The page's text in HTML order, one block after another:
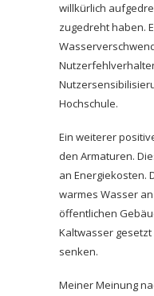
willkürlich
zugedreht haben.
Hochschule.
Ein weiterer
den Armaturen.
an Energiekosten.
warmes Wasser
öffentlichen
Kaltwasser
senken.
Meiner Meinung